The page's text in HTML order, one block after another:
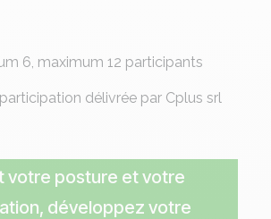
6, maximum 12 participants
délivrée par Cplus srl
votre posture et votre
développez votre